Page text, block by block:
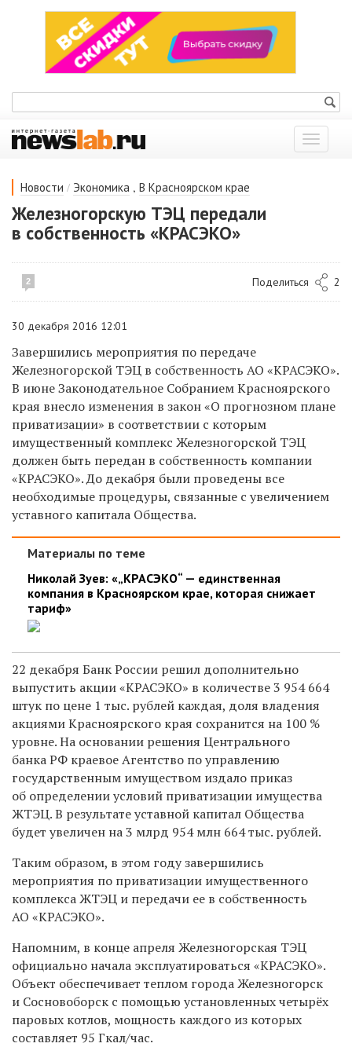
Показать
меню
Новости / Экономика , В Красноярском крае
Железногорскую ТЭЦ передали
в собственность «КРАСЭКО»
2 Поделиться 2
30 декабря 2016 12:01
Завершились мероприятия по передаче
Железногорской ТЭЦ в собственность АО «КРАСЭКО».
В июне Законодательное Собранием Красноярского
края внесло изменения в закон «О прогнозном плане
приватизации» в соответствии с которым
имущественный комплекс Железногорской ТЭЦ
должен быть передан в собственность компании
«КРАСЭКО». До декабря были проведены все
необходимые процедуры, связанные с увеличением
уставного капитала Общества.
Материалы по теме
Николай Зуев: «„КРАСЭКО“ — единственная
компания в Красноярском крае, которая снижает
тариф»
22 декабря Банк России решил дополнительно
выпустить акции «КРАСЭКО» в количестве 3 954 664
штук по цене 1 тыс. рублей каждая, доля владения
акциями Красноярского края сохранится на 100 %
уровне. На основании решения Центрального
банка РФ краевое Агентство по управлению
государственным имуществом издало приказ
об определении условий приватизации имущества
ЖТЭЦ. В результате уставной капитал Общества
будет увеличен на 3 млрд 954 млн 664 тыс. рублей.
Таким образом, в этом году завершились
мероприятия по приватизации имущественного
комплекса ЖТЭЦ и передачи ее в собственность
АО «КРАСЭКО».
Напомним, в конце апреля Железногорская ТЭЦ
официально начала эксплуатироваться «КРАСЭКО».
Объект обеспечивает теплом города Железногорск
и Сосновоборск с помощью установленных четырёх
паровых котлов, мощность каждого из которых
составляет 95 Гкал/час.